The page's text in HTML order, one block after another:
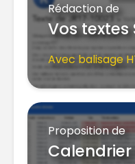
Rédaction de
Vos textes
Avec balisage
Proposition de